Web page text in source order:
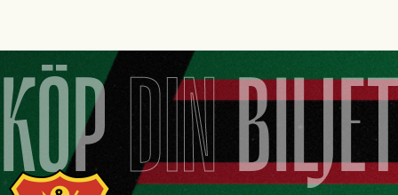
KÖPDIN